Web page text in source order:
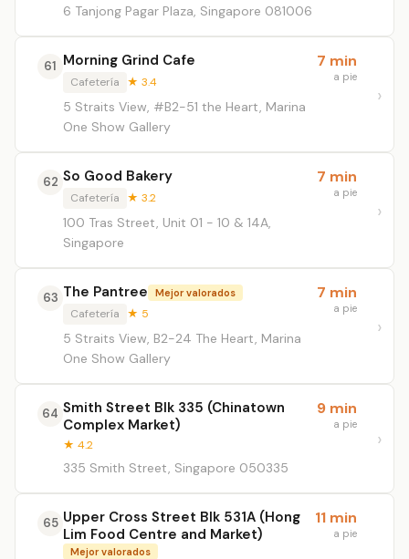
6 Tanjong Pagar Plaza, Singapore 081006
61 Morning Grind Cafe
Cafetería ★ 3.4
5 Straits View, #B2-51 the Heart, Marina
One Show Gallery
7 min
a pie
62 So Good Bakery
Cafetería ★ 3.2
100 Tras Street, Unit 01 - 10 & 14A,
Singapore
7 min
a pie
63 The Pantree Mejor valorados
Cafetería ★ 5
5 Straits View, B2-24 The Heart, Marina
One Show Gallery
7 min
a pie
64 Smith Street Blk 335 (Chinatown
Complex Market)
★ 4.2
335 Smith Street, Singapore 050335
9 min
a pie
65 Upper Cross Street Blk 531A (Hong
Lim Food Centre and Market)
Mejor valorados
11 min
a pie